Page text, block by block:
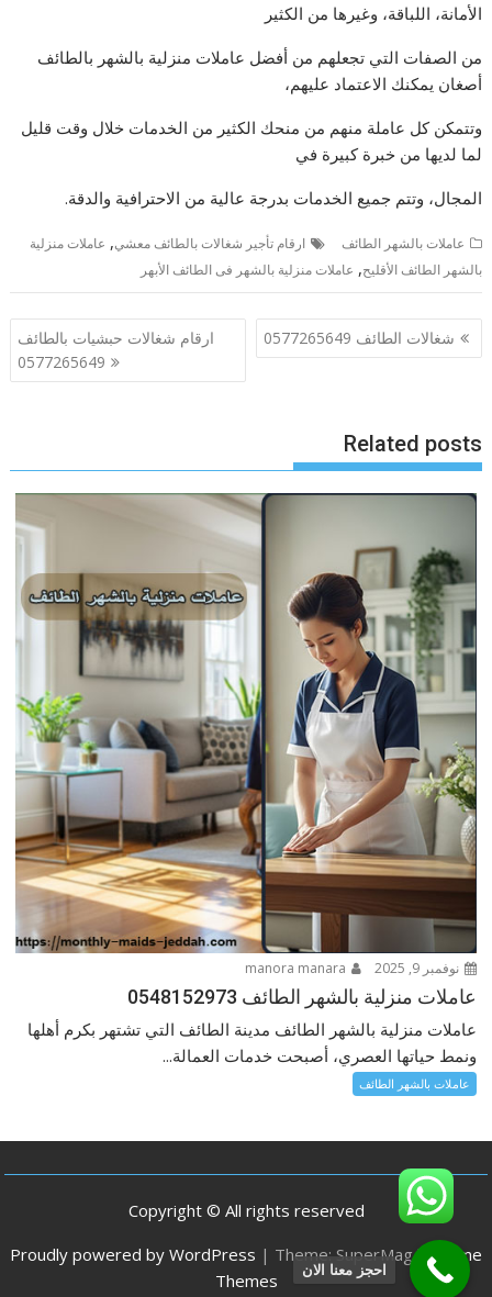
الأمانة، اللباقة، وغيرها من الكثير
من الصفات التي تجعلهم من أفضل عاملات منزلية بالشهر بالطائف
أصغان يمكنك الاعتماد عليهم،
وتتمكن كل عاملة منهم من منحك الكثير من الخدمات خلال وقت قليل
لما لديها من خبرة كبيرة في
المجال، وتتم جميع الخدمات بدرجة عالية من الاحترافية والدقة.
عاملات بالشهر الطائف ارقام تأجير شغالات بالطائف معشي, عاملات منزلية
بالشهر الطائف الأقليح, عاملات منزلية بالشهر فى الطائف الأبهر
تصفّح
المقالات
شغالات الطائف 0577265649
ارقام شغالات حبشيات بالطائف
0577265649
Related posts
نوفمبر 9, 2025
عاملات منزلية بالشهر الطائف 0548152973
عاملات منزلية بالشهر الطائف مدينة الطائف التي تشتهر بكرم أهلها
ونمط حياتها العصري، أصبحت خدمات العمالة...
عاملات بالشهر الطائف
Copyright © All rights reserved
Proudly powered by WordPress | Theme: SuperMag by
Acme
Themes
احجز معنا الان